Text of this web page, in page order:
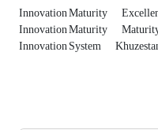
Innovation Maturity
Innovation Maturity
Innovation System